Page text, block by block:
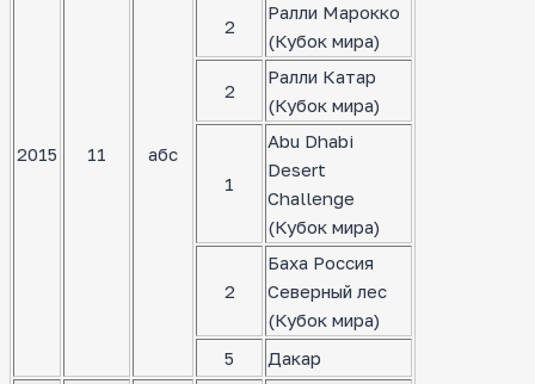
2015 11 абс
2
Ралли Марокко
(Кубок мира)
2
Ралли Катар
(Кубок мира)
1
Abu Dhabi
Desert
Challenge
(Кубок мира)
2
Баха Россия
Северный лес
(Кубок мира)
5
Дакар